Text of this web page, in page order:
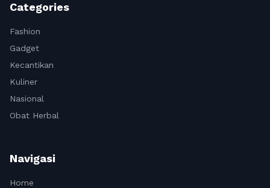
Categories
Fashion
Gadget
Kecantikan
Kuliner
Nasional
Obat Herbal
Navigasi
Home